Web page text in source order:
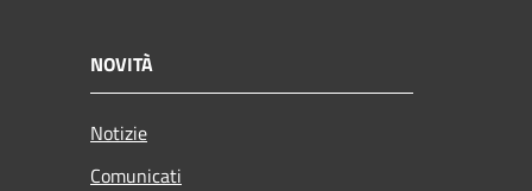
NOVITÀ
Notizie
Comunicati